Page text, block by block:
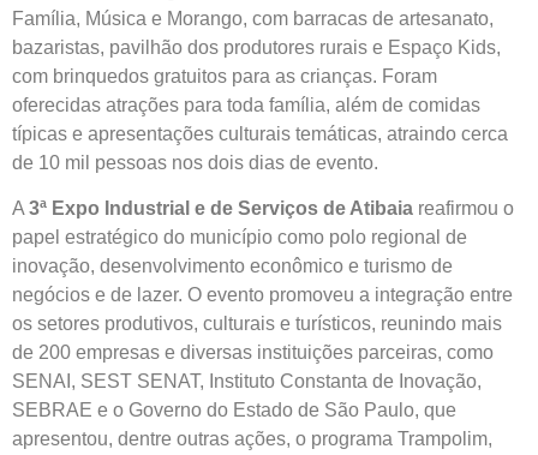
Família, Música e Morango, com barracas de artesanato,
bazaristas, pavilhão dos produtores rurais e Espaço Kids,
com brinquedos gratuitos para as crianças. Foram
oferecidas atrações para toda família, além de comidas
típicas e apresentações culturais temáticas, atraindo cerca
de 10 mil pessoas nos dois dias de evento.
A 3ª Expo Industrial e de Serviços de Atibaia reafirmou o
papel estratégico do município como polo regional de
inovação, desenvolvimento econômico e turismo de
negócios e de lazer. O evento promoveu a integração entre
os setores produtivos, culturais e turísticos, reunindo mais
de 200 empresas e diversas instituições parceiras, como
SENAI, SEST SENAT, Instituto Constanta de Inovação,
SEBRAE e o Governo do Estado de São Paulo, que
apresentou, dentre outras ações, o programa Trampolim,